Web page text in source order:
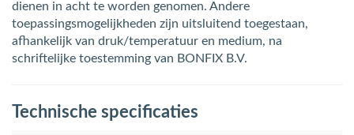
dienen in acht te worden genomen. Andere
toepassingsmogelijkheden zijn uitsluitend toegestaan,
afhankelijk van druk/temperatuur en medium, na
schriftelijke toestemming van BONFIX B.V.
Technische specificaties